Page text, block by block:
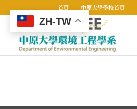
首頁 中原大學學校首頁
ZH-TW